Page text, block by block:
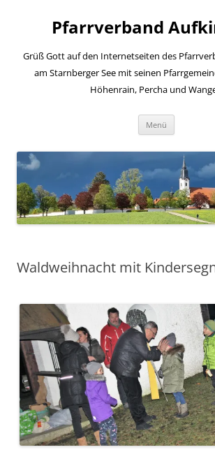
springenPfarrverband
Grüß Gott auf den Internetseiten des
am Starnberger See mit seinen
Höhenrain, Percha und
Menü
Waldweihnacht mit